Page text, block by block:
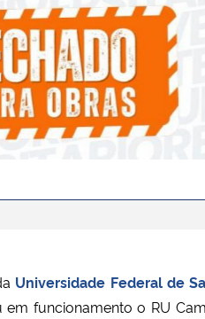
às alterações de
serviço público: o que é isso?
Universidade Federal de
funcionamento o RU